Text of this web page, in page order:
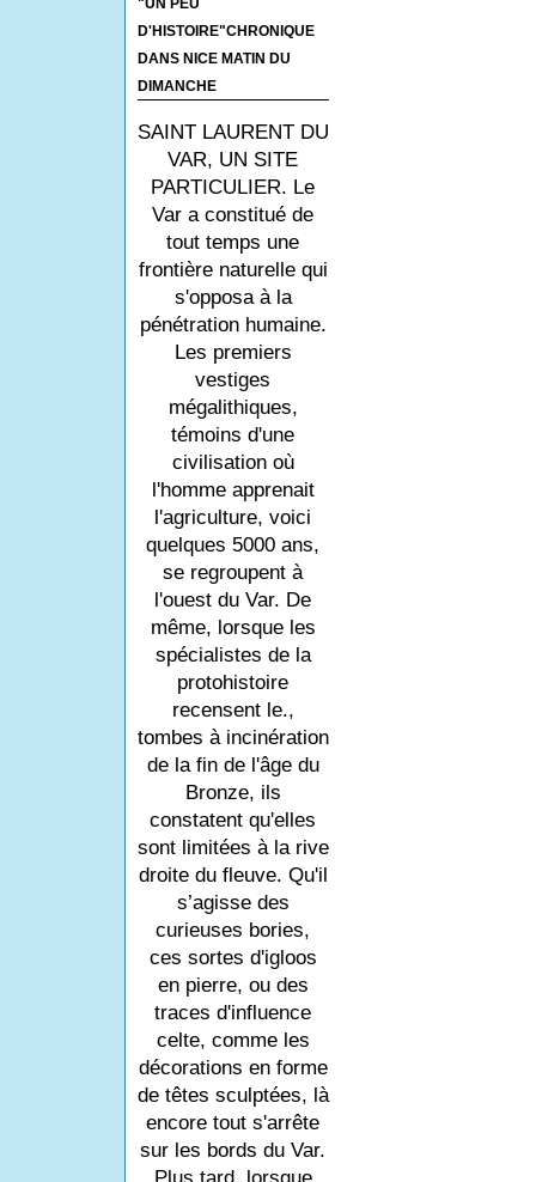
D'HISTOIRE"CHRONIQUE
DANS NICE MATIN DU
DIMANCHE
SAINT LAURENT DU
VAR, UN SITE
PARTICULIER. Le
Var a constitué de
tout temps une
frontière naturelle qui
s'opposa à la
pénétration humaine.
Les premiers
vestiges
mégalithiques,
témoins d'une
civilisation où
l'homme apprenait
l'agriculture, voici
quelques 5000 ans,
se regroupent à
l'ouest du Var. De
même, lorsque les
spécialistes de la
protohistoire
recensent le.,
tombes à incinération
de la fin de l'âge du
Bronze, ils
constatent qu'elles
sont limitées à la rive
droite du fleuve. Qu'il
s’agisse des
curieuses bories,
ces sortes d'igloos
en pierre, ou des
traces d'influence
celte, comme les
décorations en forme
de têtes sculptées, là
encore tout s'arrête
sur les bords du Var.